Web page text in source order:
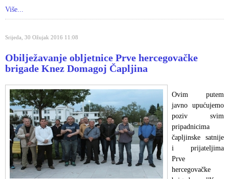
Više...
Srijeda, 30 Ožujak 2016 11:08
Obilježavanje obljetnice Prve hercegovačke
brigade Knez Domagoj Čapljina
Ovim putem
javno upućujemo
poziv svim
pripadnicima
čapljinske satnije
i prijateljima
Prve
hercegovačke